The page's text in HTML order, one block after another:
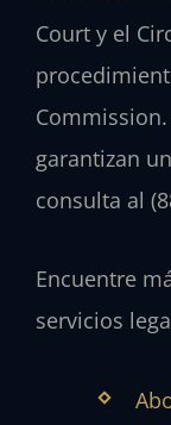
Court y el
garantizan
consulta al
Encuentre
servicios